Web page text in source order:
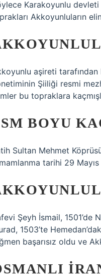
Karakoyunlu devleti
Akkoyunluların
aşireti tarafından
Şiiliği resmi
bu topraklara
BOYU
Sultan Mehmet
tarihi 29
Şeyh İsmail, 1501’de
1503’te
başarısız oldu ve